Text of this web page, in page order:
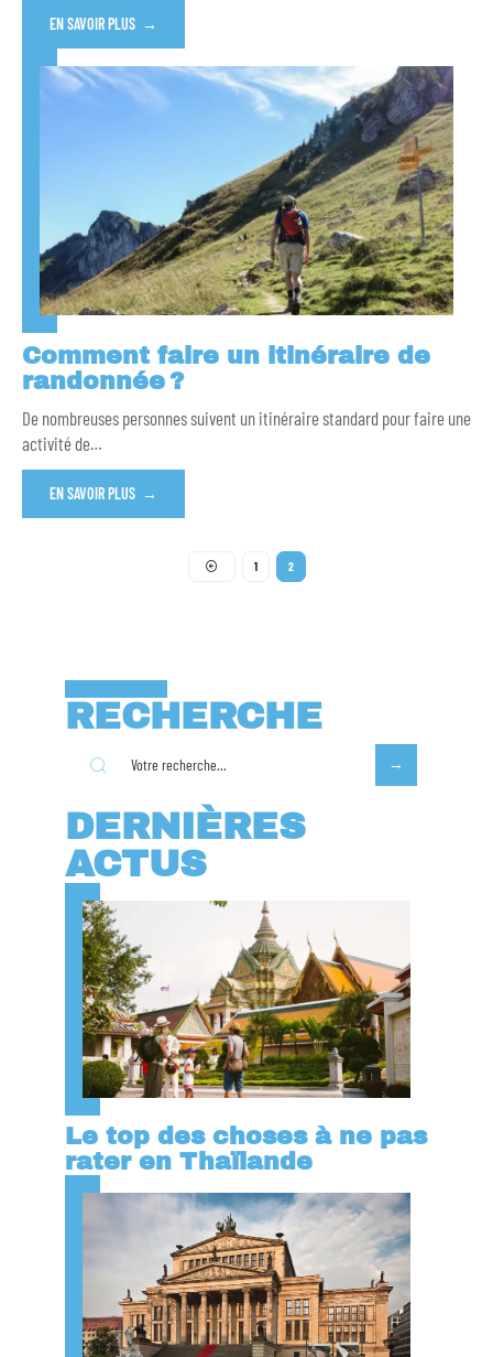
EN SAVOIR PLUS
Comment faire un itinéraire de
randonnée ?
De nombreuses personnes suivent un itinéraire standard pour faire une
activité de…
EN SAVOIR PLUS
1 2
RECHERCHE
DERNIÈRES
ACTUS
Le top des choses à ne pas
rater en Thaïlande